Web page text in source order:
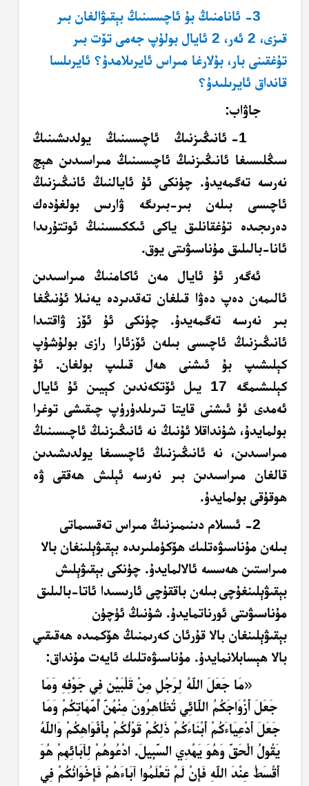
3- ئانامنىڭ بۇ ئاچىسىنىڭ بېقىۋالغان بىر
قىزى، 2 ئەر، 2 ئايال بولۇپ جەمى تۆت بىر
تۇغقىنى بار، بۇلارغا مىراس ئايرىلامدۇ؟ ئايرىلسا
قانداق ئايرىلىدۇ؟
جاۋاب:
1- ئانىڭىزنىڭ ئاچىسىنىڭ يولدىشىنىڭ
سىڭلىسىغا ئانىڭىزنىڭ ئاچىسىنىڭ مىراسىدىن ھېچ
نەرسە تەگمەيدۇ. چۈنكى ئۇ ئايالنىڭ ئانىڭىزنىڭ
ئاچىسى بىلەن بىر-بىرىگە ۋارىس بولغۇدەك
دەرىجىدە تۇغقانلىق ياكى ئىككىسىنىڭ ئوتتۇرىدا
ئانا-بالىلىق مۇناسىۋىتى يوق.
ئەگەر ئۇ ئايال مەن ئاكامنىڭ مىراسىدىن
ئالىمەن دەپ دەۋا قىلغان تەقدىردە يەنىلا ئۇنىڭغا
بىر نەرسە تەگمەيدۇ. چۈنكى ئۇ ئۆز ۋاقتىدا
ئانىڭىزنىڭ ئاچىسى بىلەن ئۆزئارا رازى بولۇشۇپ
كېلىشىپ بۇ ئىشنى ھەل قىلىپ بولغان. ئۇ
كېلىشىمگە 17 يىل ئۆتكەندىن كېيىن ئۇ ئايال
ئەمدى ئۇ ئىشنى قايتا تىرىلدۈرۈپ چىقىشى توغرا
بولمايدۇ، شۇنداقلا ئۇنىڭ نە ئانىڭىزنىڭ ئاچىسىنىڭ
مىراسىدىن، نە ئانىڭىزنىڭ ئاچىسىغا يولدىشىدىن
قالغان مىراسىدىن بىر نەرسە ئېلىش ھەققى ۋە
ھوقۇقى بولمايدۇ.
2-
ئىسلام دىنىمىزنىڭ مىراس تەقسىماتى
بىلەن مۇناسىۋەتلىك ھۆكۈملىرىدە بېقىۋېلىنغان بالا
مىراستىن ھەسسە ئالالمايدۇ. چۈنكى بېقىۋېلىش
بېقىۋېلىنغۇچىبىلەن باققۇچى ئارىسىدا ئاتا-بالىلىق
مۇناسىۋىتى ئورناتمايدۇ. شۇنىڭ ئۈچۈن
بېقىۋېلىنغان بالا قۇرئان كەرىمنىڭ ھۆكمىدە ھەقىقىي
بالا ھېسابلانمايدۇ. مۇناسىۋەتلىك ئايەت مۇنداق:
«مَا جَعَلَ اللَّهُ لِرَجُلٍ مِنْ قَلْبَيْنِ فِي جَوْفِهِ وَمَا
جَعَلَ أَزْوَاجَكُمُ اللَّائِي تُظَاهِرُونَ مِنْهُنَّ أُمَّهَاتِكُمْ وَمَا
جَعَلَ أَدْعِيَاءَكُمْ أَبْنَاءَكُمْ ذَلِكُمْ قَوْلُكُمْ بِأَفْوَاهِكُمْ وَاللَّهُ
يَقُولُ الْحَقَّ وَهُوَ يَهْدِي السَّبِيلَ. ادْعُوهُمْ لِآبَائِهِمْ هُوَ
أَقْسَطُ عِنْدَ اللَّهِ فَإِنْ لَمْ تَعْلَمُوا آبَاءَهُمْ فَإِخْوَانُكُمْ فِي